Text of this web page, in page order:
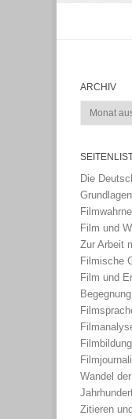
ARCHIV
Archiv
Die
Grundlagen
Film und
Zur Arbeit
Filmische
Film und
Filmbildung
Wandel
Zitieren